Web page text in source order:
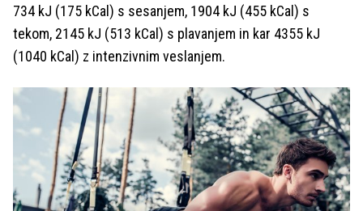
734 kJ (175 kCal) s sesanjem, 1904 kJ (455 kCal) s
tekom, 2145 kJ (513 kCal) s plavanjem in kar 4355 kJ
(1040 kCal) z intenzivnim veslanjem.